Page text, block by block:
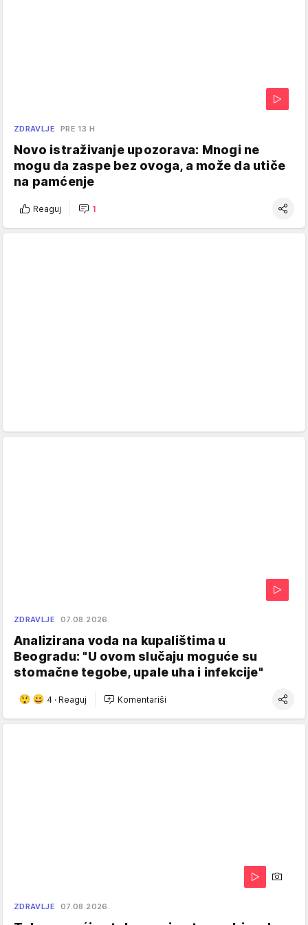
ZDRAVLJE PRE 13 H
Novo istraživanje upozorava: Mnogi ne
mogu da zaspe bez ovoga, a može da utiče
na pamćenje
Reaguj 1
ZDRAVLJE 07.08.2026.
Analizirana voda na kupalištima u
Beogradu: "U ovom slučaju moguće su
stomačne tegobe, upale uha i infekcije"
4 · Reaguj Komentariši
ZDRAVLJE 07.08.2026.